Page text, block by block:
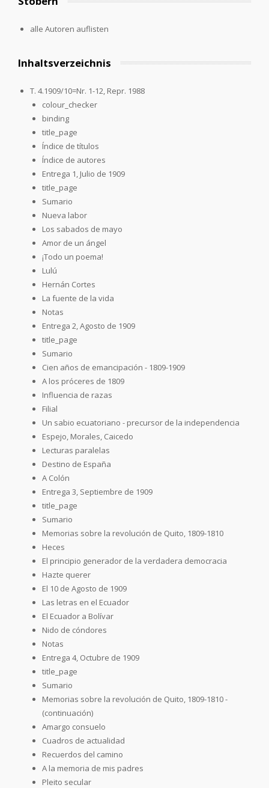
alle Autoren auflisten
Inhaltsverzeichnis
T. 4.1909/10=Nr. 1-12, Repr. 1988
colour_checker
binding
title_page
Índice de títulos
Índice de autores
Entrega 1, Julio de 1909
title_page
Sumario
Nueva labor
Los sabados de mayo
Amor de un ángel
¡Todo un poema!
Lulú
Hernán Cortes
La fuente de la vida
Notas
Entrega 2, Agosto de 1909
title_page
Sumario
Cien años de emancipación - 1809-1909
A los próceres de 1809
Influencia de razas
Filial
Un sabio ecuatoriano - precursor de la independencia
Espejo, Morales, Caicedo
Lecturas paralelas
Destino de España
A Colón
Entrega 3, Septiembre de 1909
title_page
Sumario
Memorias sobre la revolución de Quito, 1809-1810
Heces
El principio generador de la verdadera democracia
Hazte querer
El 10 de Agosto de 1909
Las letras en el Ecuador
El Ecuador a Bolívar
Nido de cóndores
Notas
Entrega 4, Octubre de 1909
title_page
Sumario
Memorias sobre la revolución de Quito, 1809-1810 -
(continuación)
Amargo consuelo
Cuadros de actualidad
Recuerdos del camino
A la memoria de mis padres
Pleito secular